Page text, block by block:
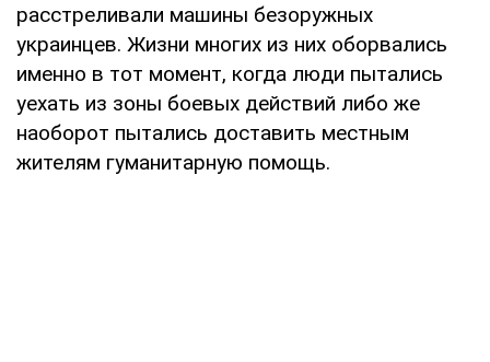
расстреливали машины безоружных
украинцев. Жизни многих из них оборвались
именно в тот момент, когда люди пытались
уехать из зоны боевых действий либо же
наоборот пытались доставить местным
жителям гуманитарную помощь.